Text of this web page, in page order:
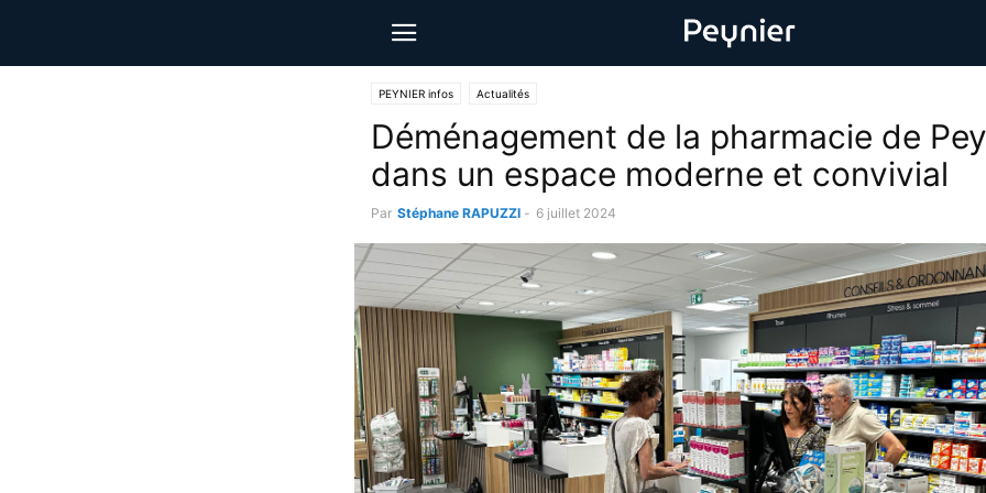
PEYNIER infos Actualités
Déménagement de la pharmacie de
dans un espace moderne et convivial
Par Stéphane RAPUZZI - 6 juillet 2024